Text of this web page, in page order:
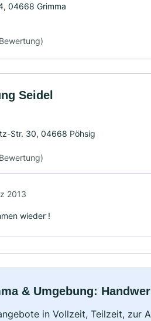
04668 Grimma
Seidel
Str. 30, 04668 Pöhsig
2013
wieder !
& Umgebung:
in Vollzeit, Teilzeit, zur